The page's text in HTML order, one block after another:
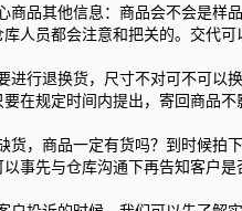
他信息：商品会不会是样品
人员都会注意和把关的。交代
换货，尺寸不对可不可以换
在规定时间内提出，寄回商品
品一定有货吗？到时候拍下
以事先与仓库沟通下再告知客户